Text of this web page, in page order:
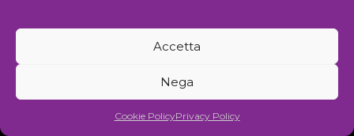
Accetta
Nega
Cookie PolicyPrivacy Policy
2026 Associazione Kou - [cf] 97815340589